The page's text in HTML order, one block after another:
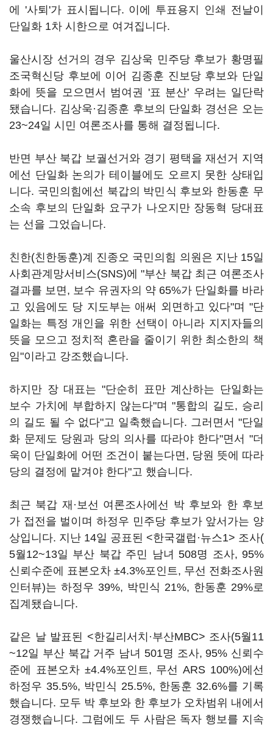
에 '사퇴'가 표시됩니다. 이에 투표용지 인쇄 전날이
단일화 1차 시한으로 여겨집니다.
울산시장 선거의 경우 김상욱 민주당 후보가 황명필
조국혁신당 후보에 이어 김종훈 진보당 후보와 단일
화에 뜻을 모으면서 범여권 '표 분산' 우려는 일단락
됐습니다. 김상욱·김종훈 후보의 단일화 경선은 오는
23~24일 시민 여론조사를 통해 결정됩니다.
반면 부산 북갑 보궐선거와 경기 평택을 재선거 지역
에선 단일화 논의가 테이블에도 오르지 못한 상태입
니다. 국민의힘에선 북갑의 박민식 후보와 한동훈 무
소속 후보의 단일화 요구가 나오지만 장동혁 당대표
는 선을 그었습니다.
친한(친한동훈)계 진종오 국민의힘 의원은 지난 15일
사회관계망서비스(SNS)에 "부산 북갑 최근 여론조사
결과를 보면, 보수 유권자의 약 65%가 단일화를 바라
고 있음에도 당 지도부는 애써 외면하고 있다"며 "단
일화는 특정 개인을 위한 선택이 아니라 지지자들의
뜻을 모으고 정치적 혼란을 줄이기 위한 최소한의 책
임"이라고 강조했습니다.
하지만 장 대표는 "단순히 표만 계산하는 단일화는
보수 가치에 부합하지 않는다"며 "통합의 길도, 승리
의 길도 될 수 없다"고 일축했습니다. 그러면서 "단일
화 문제도 당원과 당의 의사를 따라야 한다"면서 "더
욱이 단일화에 어떤 조건이 붙는다면, 당원 뜻에 따라
당의 결정에 맡겨야 한다"고 했습니다.
최근 북갑 재·보선 여론조사에선 박 후보와 한 후보
가 접전을 벌이며 하정우 민주당 후보가 앞서가는 양
상입니다. 지난 14일 공표된 <한국갤럽·뉴스1> 조사(
5월12~13일 부산 북갑 주민 남녀 508명 조사, 95%
신뢰수준에 표본오차 ±4.3%포인트, 무선 전화조사원
인터뷰)는 하정우 39%, 박민식 21%, 한동훈 29%로
집계됐습니다.
같은 날 발표된 <한길리서치·부산MBC> 조사(5월11
~12일 부산 북갑 거주 남녀 501명 조사, 95% 신뢰수
준에 표본오차 ±4.4%포인트, 무선 ARS 100%)에선
하정우 35.5%, 박민식 25.5%, 한동훈 32.6%를 기록
했습니다. 모두 박 후보와 한 후보가 오차범위 내에서
경쟁했습니다. 그럼에도 두 사람은 독자 행보를 지속